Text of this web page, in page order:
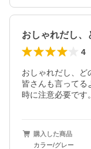
4
おしゃれだし、ど
皆さんも言ってる
時に注意必要です。
購入した商品
カラー/グレー